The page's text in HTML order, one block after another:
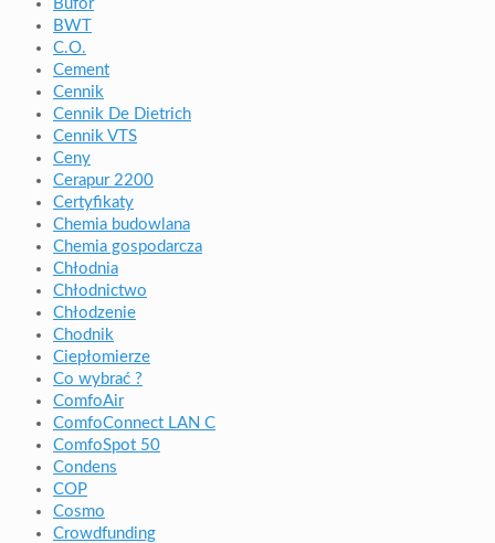
Bufor
BWT
C.O.
Cement
Cennik
Cennik De Dietrich
Cennik VTS
Ceny
Cerapur 2200
Certyfikaty
Chemia budowlana
Chemia gospodarcza
Chłodnia
Chłodnictwo
Chłodzenie
Chodnik
Ciepłomierze
Co wybrać ?
ComfoAir
ComfoConnect LAN C
ComfoSpot 50
Condens
COP
Cosmo
Crowdfunding